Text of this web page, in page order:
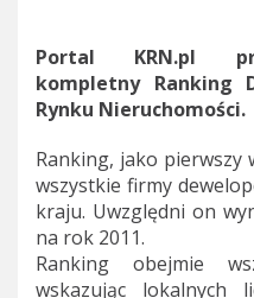
Portal KRN.pl
kompletny Ranking
Rynku Nieruchomości.
Ranking, jako pierwszy
wszystkie firmy
kraju. Uwzględni on
na rok 2011.
Ranking obejmie
wskazując lokalnych